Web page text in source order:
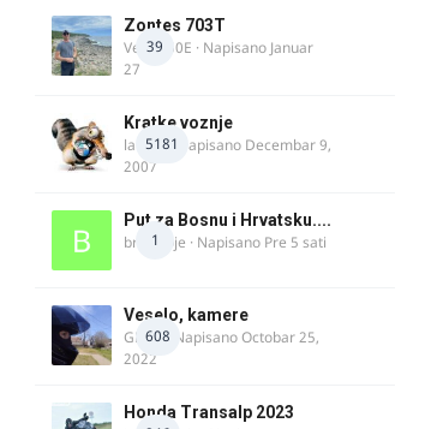
39
Zontes 703T
Verdi350E · Napisano Januar
27
5181
Kratke voznje
lalajko· Napisano Decembar 9,
2007
1
Put za Bosnu i Hrvatsku....
bradivoje · Napisano Pre 5 sati
608
Veselo, kamere
GR 46· NapisanoOctobar 25,
2022
Honda Transalp 2023